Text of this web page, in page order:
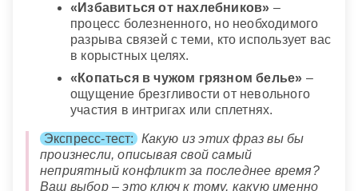
«Избавиться от нахлебников» –
процесс болезненного, но необходимого
разрыва связей с теми, кто использует вас
в корыстных целях.
«Копаться в чужом грязном белье» –
ощущение брезгливости от невольного
участия в интригах или сплетнях.
Экспресс-тест:
Какую из этих фраз вы бы
произнесли, описывая свой самый
неприятный конфликт за последнее время?
Ваш выбор – это ключ к тому, какую именно